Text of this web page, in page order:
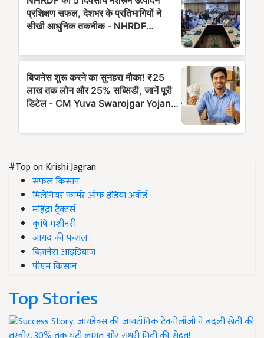
#Top on Krishi Jagran
सफल किसान
मिलेनियर फार्मर ऑफ इंडिया अवॉर्ड
महिंद्रा ट्रैक्टर्स
कृषि मशीनरी
जायद की फसल
बिज़नेस आइडियाज
पीएम किसान
Top Stories